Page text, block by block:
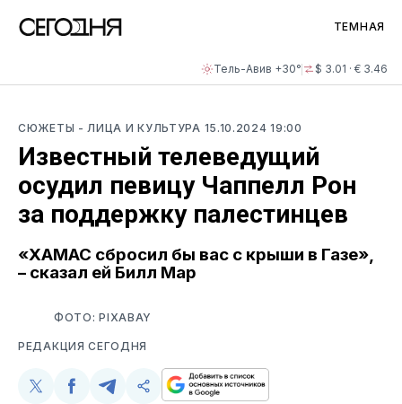
Тель-Авив +30° $ 3.01 · € 3.46
ТЕМНАЯ
СЮЖЕТЫ - ЛИЦА И КУЛЬТУРА 15.10.2024 19:00
Известный телеведущий
осудил певицу Чаппелл Рон
за поддержку палестинцев
«ХАМАС сбросил бы вас с крыши в Газе»,
– сказал ей Билл Мар
ФОТО: PIXABAY
РЕДАКЦИЯ СЕГОДНЯ
Поделиться
Поделиться
Поделиться
Скопируйте